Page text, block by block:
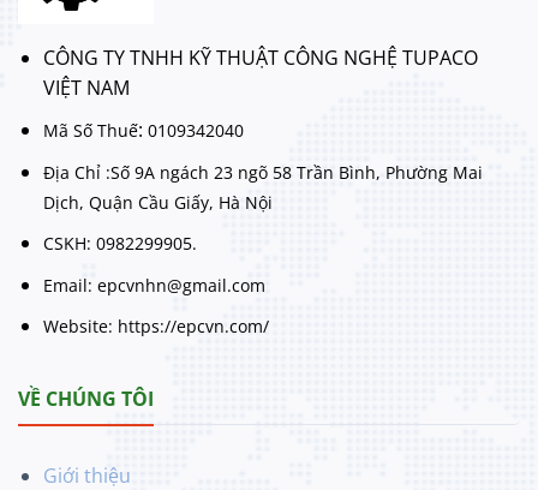
CÔNG TY TNHH KỸ THUẬT CÔNG NGHỆ TUPACO
VIỆT NAM
Mã Số Thuế: 0109342040
Địa Chỉ :Số 9A ngách 23 ngõ 58 Trần Bình, Phường Mai
Dịch, Quận Cầu Giấy, Hà Nội
CSKH: 0982299905.
Email: epcvnhn@gmail.com
Website: https://epcvn.com/
VỀ CHÚNG TÔI
Giới thiệu